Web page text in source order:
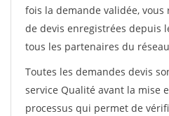
fois la demande validée, vous
de devis enregistrées depuis
tous les partenaires du
Toutes les demandes devis
service Qualité avant la mise
processus qui permet de